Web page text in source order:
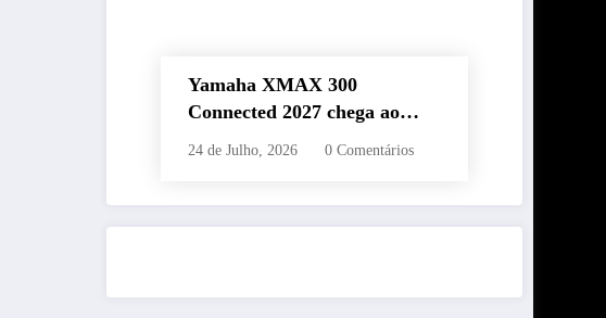
Yamaha XMAX 300
Connected 2027 chega ao
Brasil com novas cores,
24 de Julho, 2026 0 Comentários